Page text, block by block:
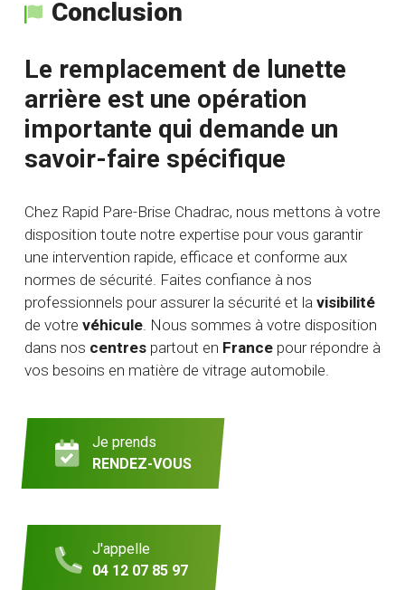
Conclusion
Le remplacement de lunette
arrière est une opération
importante qui demande un
savoir-faire spécifique
Chez Rapid Pare-Brise Chadrac, nous mettons à votre
disposition toute notre expertise pour vous garantir
une intervention rapide, efficace et conforme aux
normes de sécurité. Faites confiance à nos
professionnels pour assurer la sécurité et la visibilité
de votre véhicule. Nous sommes à votre disposition
dans nos centres partout en France pour répondre à
vos besoins en matière de vitrage automobile.
Je prends
RENDEZ-VOUS
J'appelle
04 12 07 85 97